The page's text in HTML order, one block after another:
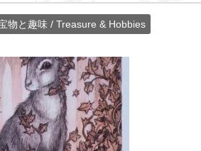
物と趣味 / Treasure & Hobbies